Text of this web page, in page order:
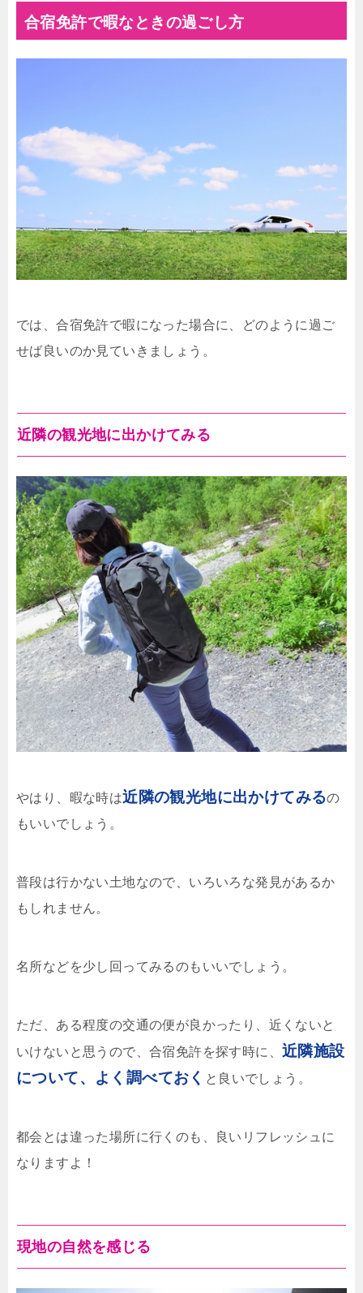
合宿免許で暇なときの過ごし方
では、合宿免許で暇になった場合に、どのように過ご
せば良いのか見ていきましょう。
近隣の観光地に出かけてみる
やはり、暇な時は近隣の観光地に出かけてみるの
もいいでしょう。
普段は行かない土地なので、いろいろな発見があるか
もしれません。
名所などを少し回ってみるのもいいでしょう。
ただ、ある程度の交通の便が良かったり、近くないと
いけないと思うので、合宿免許を探す時に、 近隣施設
について、よく調べておく と良いでしょう。
都会とは違った場所に行くのも、良いリフレッシュに
なりますよ！
現地の自然を感じる